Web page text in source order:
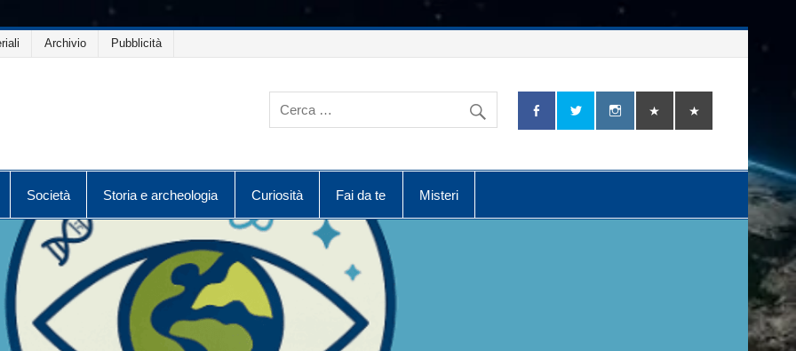
Archivio Pubblicità
Società Storia e archeologia Curiosità Fai da te Misteri